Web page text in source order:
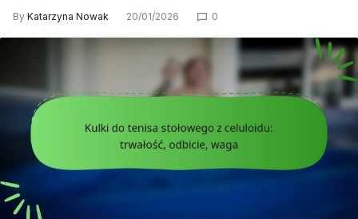
By Katarzyna Nowak 20/01/2026 0